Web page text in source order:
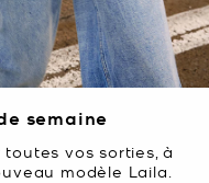
semaine
vos sorties, à
modèle Laila.